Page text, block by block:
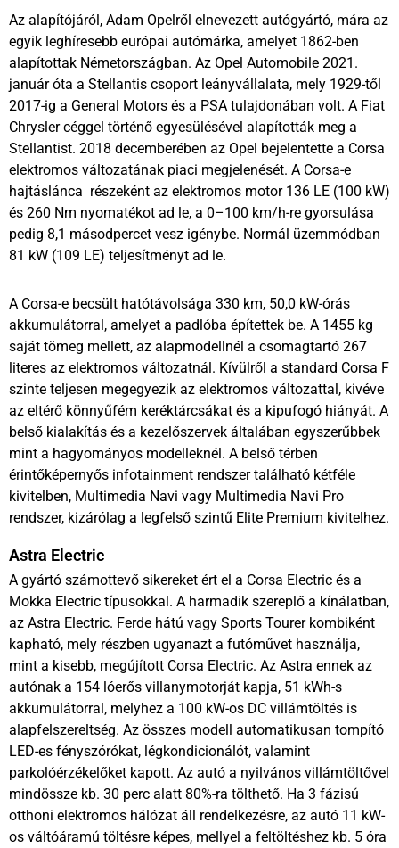
Az alapítójáról, Adam Opelről elnevezett autógyártó, mára az
egyik leghíresebb európai autómárka, amelyet 1862-ben
alapítottak Németországban. Az Opel Automobile 2021.
január óta a Stellantis csoport leányvállalata, mely 1929-től
2017-ig a General Motors és a PSA tulajdonában volt. A Fiat
Chrysler céggel történő egyesülésével alapították meg a
Stellantist. 2018 decemberében az Opel bejelentette a Corsa
elektromos változatának piaci megjelenését. A Corsa-e
hajtáslánca részeként az elektromos motor 136 LE (100 kW)
és 260 Nm nyomatékot ad le, a 0–100 km/h-re gyorsulása
pedig 8,1 másodpercet vesz igénybe. Normál üzemmódban
81 kW (109 LE) teljesítményt ad le.
A Corsa-e becsült hatótávolsága 330 km, 50,0 kW-órás
akkumulátorral, amelyet a padlóba építettek be. A 1455 kg
saját tömeg mellett, az alapmodellnél a csomagtartó 267
literes az elektromos változatnál. Kívülről a standard Corsa F
szinte teljesen megegyezik az elektromos változattal, kivéve
az eltérő könnyűfém keréktárcsákat és a kipufogó hiányát. A
belső kialakítás és a kezelőszervek általában egyszerűbbek
mint a hagyományos modelleknél. A belső térben
érintőképernyős infotainment rendszer található kétféle
kivitelben, Multimedia Navi vagy Multimedia Navi Pro
rendszer, kizárólag a legfelső szintű Elite Premium kivitelhez.
Astra Electric
A gyártó számottevő sikereket ért el a Corsa Electric és a
Mokka Electric típusokkal. A harmadik szereplő a kínálatban,
az Astra Electric. Ferde hátú vagy Sports Tourer kombiként
kapható, mely részben ugyanazt a futóművet használja,
mint a kisebb, megújított Corsa Electric. Az Astra ennek az
autónak a 154 lóerős villanymotorját kapja, 51 kWh-s
akkumulátorral, melyhez a 100 kW-os DC villámtöltés is
alapfelszereltség. Az összes modell automatikusan tompító
LED-es fényszórókat, légkondicionálót, valamint
parkolóérzékelőket kapott. Az autó a nyilvános villámtöltővel
mindössze kb. 30 perc alatt 80%-ra tölthető. Ha 3 fázisú
otthoni elektromos hálózat áll rendelkezésre, az autó 11 kW-
os váltóáramú töltésre képes, mellyel a feltöltéshez kb. 5 óra